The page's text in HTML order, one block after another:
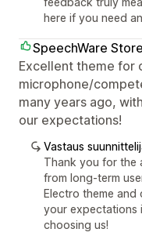
here if you need
SpeechWare Store
Excellent theme for
microphone/
many years ago,
our expectations!
Vastaus
Thank you for the
from long-term
Electro theme
your expectations
choosing us!